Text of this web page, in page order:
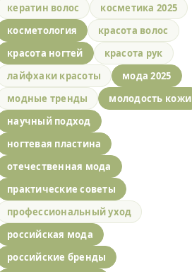
кератин волос
косметика 2025
косметология
красота волос
красота ногтей
красота рук
лайфхаки красоты
мода 2025
модные тренды
молодость кожи
научный подход
ногтевая пластина
отечественная мода
практические советы
профессиональный уход
российская мода
российские бренды